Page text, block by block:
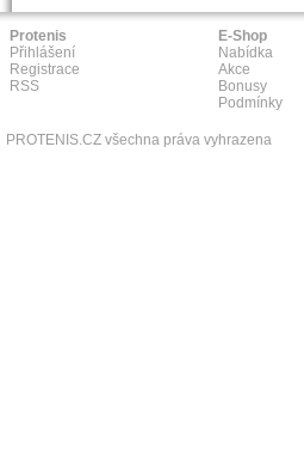
Protenis
Přihlášení
Registrace
RSS
E-Shop
Nabídka
Akce
Bonusy
Podmínky
PROTENIS.CZ všechna práva vyhrazena